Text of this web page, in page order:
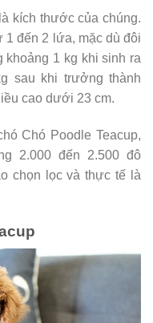
kích thước của chúng.
đến 2 lứa, mặc dù đôi
khoảng 1 kg khi sinh ra
sau khi trưởng thành
cao dưới 23 cm.
Chó Poodle Teacup,
2.000 đến 2.500 đô
chọn lọc và thực tế là